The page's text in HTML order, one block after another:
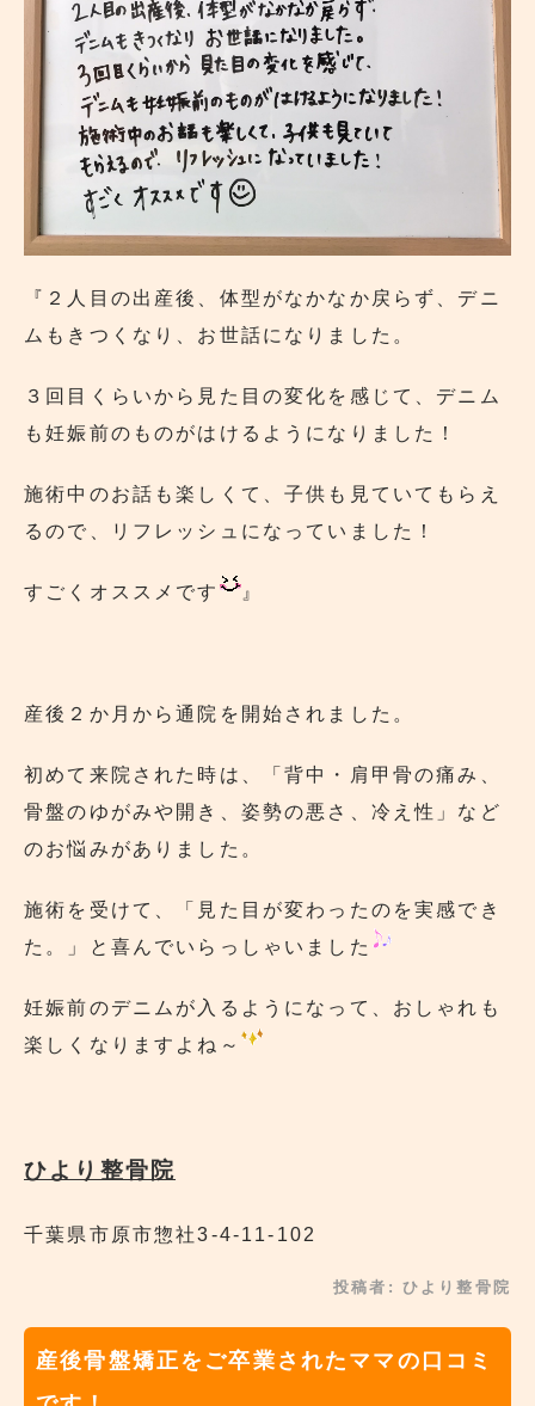
『２人目の出産後、体型がなかなか戻らず、デニ
ムもきつくなり、お世話になりました。
３回目くらいから見た目の変化を感じて、デニム
も妊娠前のものがはけるようになりました！
施術中のお話も楽しくて、子供も見ていてもらえ
るので、リフレッシュになっていました！
すごくオススメです 』
産後２か月から通院を開始されました。
初めて来院された時は、「背中・肩甲骨の痛み、
骨盤のゆがみや開き、姿勢の悪さ、冷え性」など
のお悩みがありました。
施術を受けて、「見た目が変わったのを実感でき
た。」と喜んでいらっしゃいました
妊娠前のデニムが入るようになって、おしゃれも
楽しくなりますよね～
ひより整骨院
千葉県市原市惣社3-4-11-102
投稿者: ひより整骨院
産後骨盤矯正をご卒業されたママの口コミ